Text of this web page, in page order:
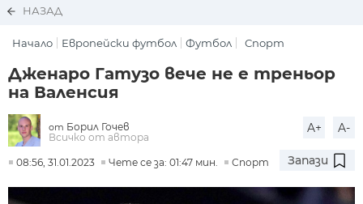
НАЗАД
Начало Европейски футбол Футбол Спорт
Дженаро Гатузо вече не е треньор
на Валенсия
от Борил Гочев
Всичко от автора
A+ A-
08:56, 31.01.2023 Чете се за: 01:47 мин. Спорт Запази